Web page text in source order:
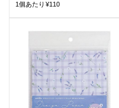
1個あたり¥110